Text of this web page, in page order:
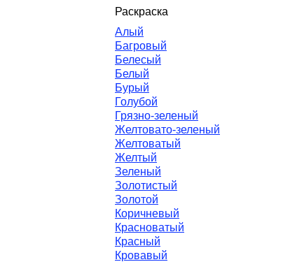
Раскраска
Алый
Багровый
Белесый
Белый
Бурый
Голубой
Грязно-зеленый
Желтовато-зеленый
Желтоватый
Желтый
Зеленый
Золотистый
Золотой
Коричневый
Красноватый
Красный
Кровавый